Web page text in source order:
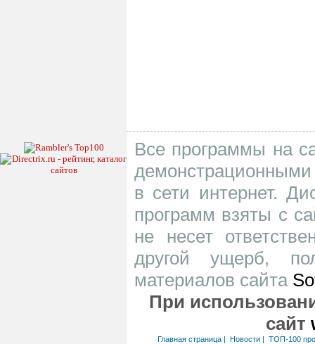
Все программы на
в сети интернет.
программ взяты с
не несет
другой ущерб,
материалов сайта
При
сайт
Главная страница| Новости| ТОП-100